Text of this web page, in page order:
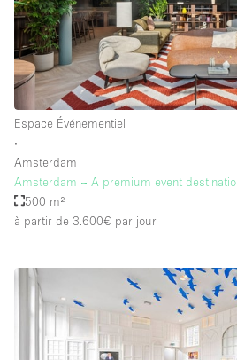
Espace Événementiel
∙
Amsterdam
Amsterdam – A premium event
500 m²
à partir de 3.600€ par jour